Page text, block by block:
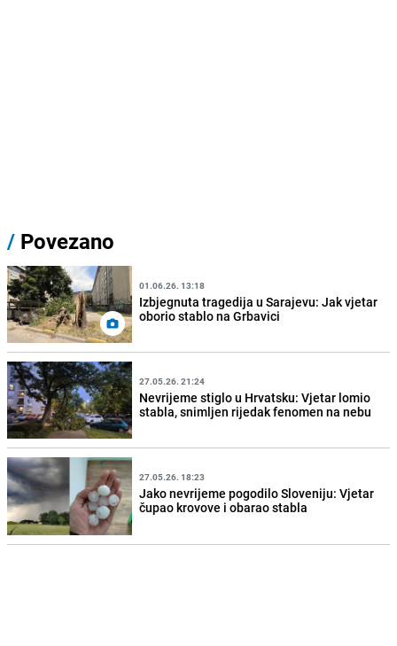
/ Povezano
01.06.26. 13:18
Izbjegnuta tragedija u Sarajevu: Jak vjetar
oborio stablo na Grbavici
27.05.26. 21:24
Nevrijeme stiglo u Hrvatsku: Vjetar lomio
stabla, snimljen rijedak fenomen na nebu
27.05.26. 18:23
Jako nevrijeme pogodilo Sloveniju: Vjetar
čupao krovove i obarao stabla